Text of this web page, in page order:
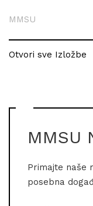
MMSU
Otvori sve Izložbe
MMSU
Primajte naše
posebna